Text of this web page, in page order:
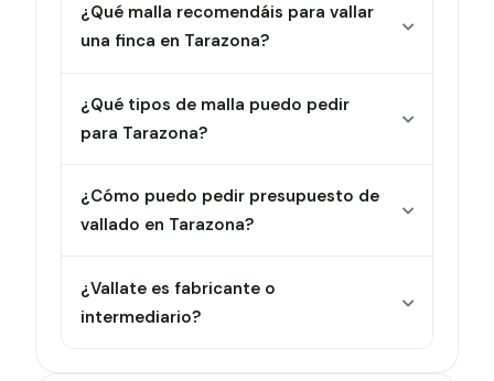
¿Qué malla recomendáis para vallar
una finca en Tarazona?
¿Qué tipos de malla puedo pedir
para Tarazona?
¿Cómo puedo pedir presupuesto de
vallado en Tarazona?
¿Vallate es fabricante o
intermediario?